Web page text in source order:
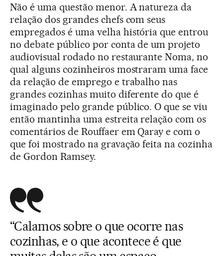
Não é uma questão menor. A natureza da
relação dos grandes chefs com seus
empregados é uma velha história que entrou
no debate público por conta de um projeto
audiovisual rodado no restaurante Noma, no
qual alguns cozinheiros mostraram uma face
da relação de emprego e trabalho nas
grandes cozinhas muito diferente do que é
imaginado pelo grande público. O que se viu
então mantinha uma estreita relação com os
comentários de Rouffaer em Qaray e com o
que foi mostrado na gravação feita na cozinha
de Gordon Ramsey.
“Calamos sobre o que ocorre nas
cozinhas, e o que acontece é que